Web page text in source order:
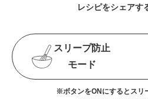
レシピをシェアす
スリープ防止
モード
※ボタンをONにするとスリ